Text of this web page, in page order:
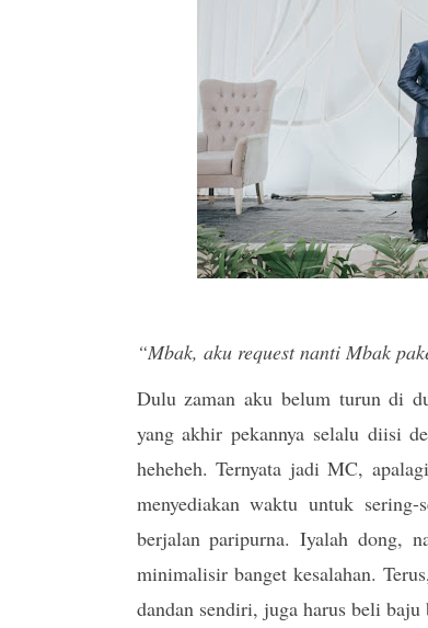
“Mbak, aku request nanti Mbak
Dulu zaman aku belum turun di
yang akhir pekannya selalu diisi
heheheh. Ternyata jadi MC,
menyediakan waktu untuk
berjalan paripurna. Iyalah dong,
minimalisir banget kesalahan.
dandan sendiri, juga harus beli